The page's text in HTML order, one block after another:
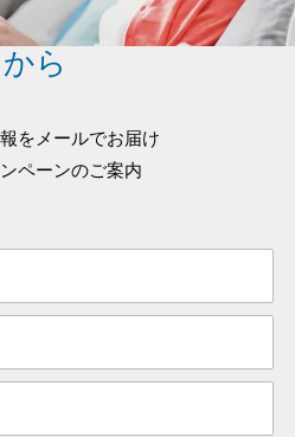
ら
をメールでお届け
ペーンのご案内